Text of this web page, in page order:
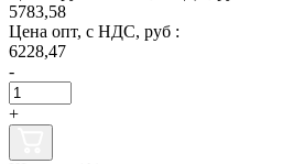
5783,58
Цена опт, с НДС, руб :
6228,47
-
+